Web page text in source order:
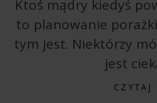
Ktoś mądry kiedyś
to planowanie
tym jest. Niektórzy
jest
CZYTAJ